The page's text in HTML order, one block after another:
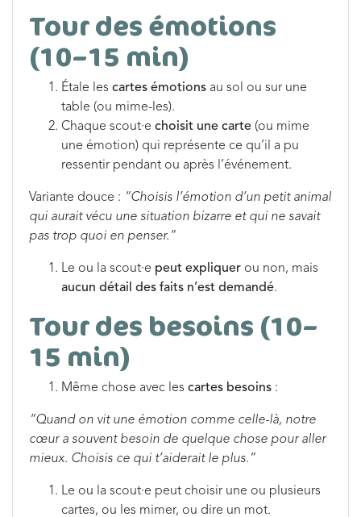
Tour des émotions
(10–15 min)
Étale les cartes émotions au sol ou sur une
table (ou mime-les).
Chaque scout·e choisit une carte (ou mime
une émotion) qui représente ce qu’il a pu
ressentir pendant ou après l’événement.
Variante douce : “Choisis l’émotion d’un petit animal
qui aurait vécu une situation bizarre et qui ne savait
pas trop quoi en penser.”
Le ou la scout·e peut expliquer ou non, mais
aucun détail des faits n’est demandé.
Tour des besoins (10–
15 min)
Même chose avec les cartes besoins :
“Quand on vit une émotion comme celle-là, notre
cœur a souvent besoin de quelque chose pour aller
mieux. Choisis ce qui t’aiderait le plus.”
Le ou la scout·e peut choisir une ou plusieurs
cartes, ou les mimer, ou dire un mot.